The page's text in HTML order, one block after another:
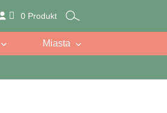
0 Produkt
Miasta